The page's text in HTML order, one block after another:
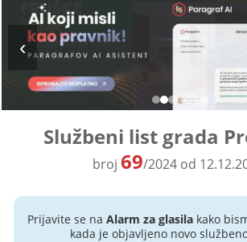
Službeni list grada
broj69/2024 od
Prijavite se na Alarm za glasilakako
kada je objavljeno novo